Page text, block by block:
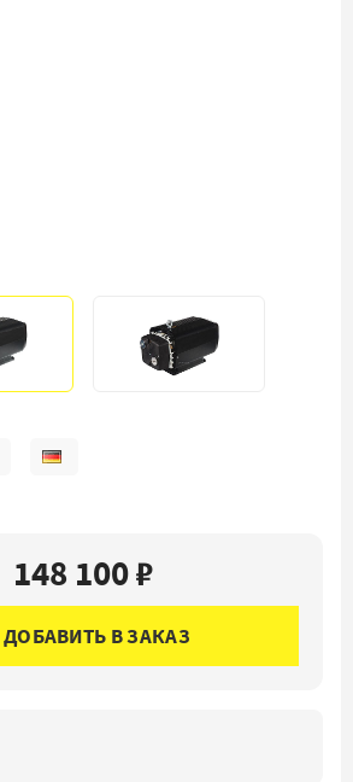
148 100 ₽
ДОБАВИТЬ В ЗАКАЗ